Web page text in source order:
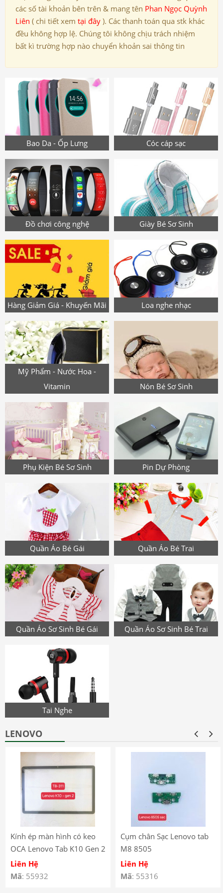
các số tài khoản bên trên & mang tên Phan Ngọc Quỳnh
Liên ( chi tiết xem tại đây ). Các thanh toán qua stk khác
đều không hợp lệ. Chúng tôi không chịu trách nhiệm
bất kì trường hợp nào chuyển khoản sai thông tin
Bao Da - Ốp Lưng Cóc cáp sạc
Đồ chơi công nghệ Giày Bé Sơ Sinh
Hàng Giảm Giá - Khuyến Mãi Loa nghe nhạc
Mỹ Phẩm - Nước Hoa -
Vitamin
Nón Bé Sơ Sinh
Phụ Kiện Bé Sơ Sinh Pin Dự Phòng
Quần Áo Bé Gái Quần Áo Bé Trai
Quần Áo Sơ Sinh Bé Gái Quần Áo Sơ Sinh Bé Trai
Tai Nghe
LENOVO
Kính ép màn hình có keo
OCA Lenovo Tab K10 Gen 2
(2025) – TB-311
Liên Hệ
Mã: 55932
Cụm chân Sạc Lenovo tab
M8 8505
Liên Hệ
Mã: 55316